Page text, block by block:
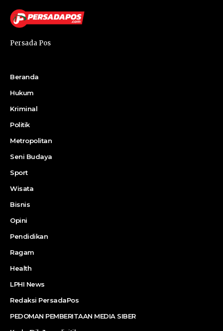
Persada Pos
Beranda
Hukum
Kriminal
Politik
Metropolitan
Seni Budaya
Sport
Wisata
Bisnis
Opini
Pendidikan
Ragam
Health
LPHI News
Redaksi PersadaPos
PEDOMAN PEMBERITAAN MEDIA SIBER